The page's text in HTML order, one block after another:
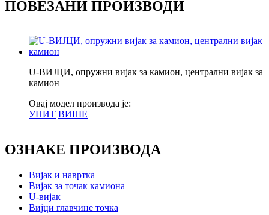
ПОВЕЗАНИ ПРОИЗВОДИ
U-ВИЈЦИ, опружни вијак за камион, централни вијак за
камион
Овај модел производа је:
УПИТ ВИШЕ
ОЗНАКЕ ПРОИЗВОДА
Вијак и навртка
Вијак за точак камиона
U-вијак
Вијци главчине точка